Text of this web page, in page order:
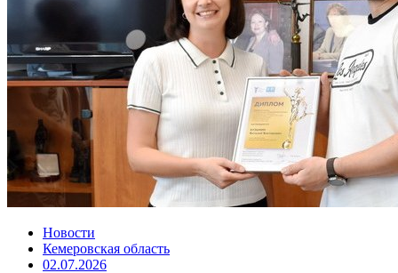
Новости
Кемеровская область
02.07.2026